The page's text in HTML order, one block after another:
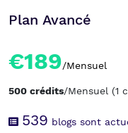
Plan Avancé
€189/Mensuel
500 crédits/Mensuel (1
539 blogs sont